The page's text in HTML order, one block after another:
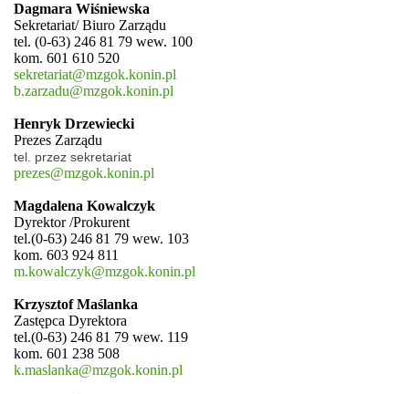
Dagmara Wiśniewska
Sekretariat/ Biuro Zarządu
tel. (0-63) 246 81 79 wew. 100
kom. 601 610 520
sekretariat@mzgok.konin.pl
b.zarzadu@mzgok.konin.pl
Henryk Drzewiecki
Prezes Zarządu
tel. przez sekretariat
prezes@mzgok.konin.pl
Magdalena Kowalczyk
Dyrektor /Prokurent
tel.(0-63) 246 81 79 wew. 103
kom. 603 924 811
m.kowalczyk@mzgok.konin.pl
Krzysztof Maślanka
Zastępca Dyrektora
tel.(0-63) 246 81 79 wew. 119
kom. 601 238 508
k.maslanka@mzgok.konin.pl